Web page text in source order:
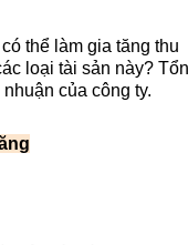
thể làm gia tăng thu
loại tài sản này?
của công ty.